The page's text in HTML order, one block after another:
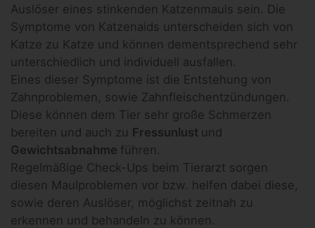
Auslöser eines stinkenden Katzenmauls sein. Die
Symptome von Katzenaids unterscheiden sich von
Katze zu Katze und können dementsprechend sehr
unterschiedlich und individuell ausfallen.
Eines dieser Symptome ist die Entstehung von
Zahnproblemen, sowie Zahnfleischentzündungen.
Diese können dem Tier sehr große Schmerzen
bereiten und auch zu Fressunlust und
Gewichtsabnahme führen.
Regelmäßige Check-Ups beim Tierarzt sorgen
diesen Maulproblemen vor bzw. helfen dabei diese,
sowie deren Auslöser, möglichst zeitnah zu
erkennen und behandeln zu können.